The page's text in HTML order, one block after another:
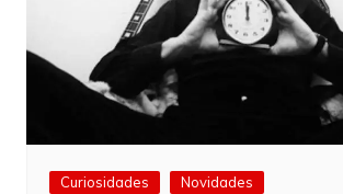
Curiosidades Novidades